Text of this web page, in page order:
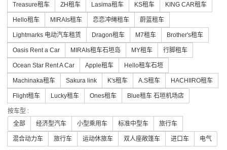
Treasure租车 ZH租车 Lasima租车 KS租车 KING CAR租车
Hello租车 MIRAIs租车 恋恋冲绳租车 蔚蓝租车
Lightmarks 电动汽车租赁 Dragon租车 M7租车 Brother's租车
Oasis Rent a Car MIRAIs租车石垣岛 MY租车 行脚租车
Ocean Star Rent A Car Apple租车 Hello租车石垣
Machinaka租车 Sakura link K's租车 A.S租车 HACHIIRO租车
Flight租车 Lucky租车 Ones租车 Blue租车 石垣机场店
按车型 :
全部
经济型汽车 小型乘用车 标准中型车 旅行车
混合动力车 旅行车 运动休旅车 双人座敞篷车 进口车 电气